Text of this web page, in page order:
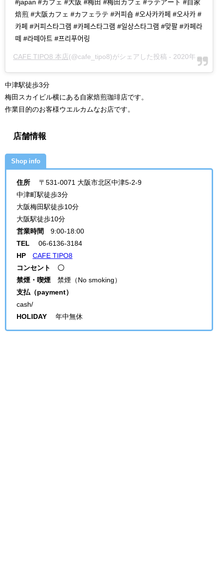
#japan #カフェ #大阪 #梅田 #梅田カフェ #ラテアート #自家
焙煎 #大阪カフェ #カフェラテ #커피숍 #오사카카페 #오사카 #
카페 #커피스타그램 #카페스타그램 #일상스타그램 #맞팔 #카페라
떼 #라떼아트 #프리푸어링
CAFE TIPO8 本店(@cafe_tipo8)がシェアした投稿 - 2020年 6月月12日午前10時32分PDT
中津駅徒歩3分
梅田スカイビル横にある自家焙煎珈琲店です。
作業目的のお客様ウエルカムなお店です。
店舗情報
Shop info
住所 〒531-0071 大阪市北区中津5-2-9
中津町駅徒歩3分
大阪梅田駅徒歩10分
大阪駅徒歩10分
営業時間 9:00-18:00
TEL
06-6136-3184
HP CAFE TIPO8
コンセント 〇
禁煙・喫煙 禁煙（ No smoking ）
支払（payment）
cash/
HOLIDAY 年中無休